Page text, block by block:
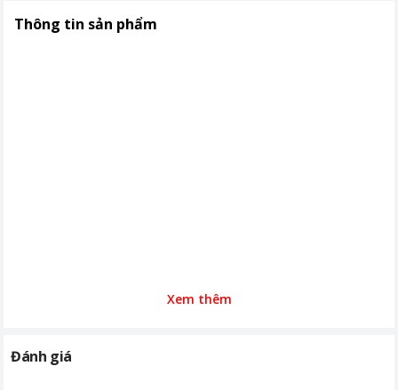
Thông tin sản phẩm
Xem thêm
Đánh giá